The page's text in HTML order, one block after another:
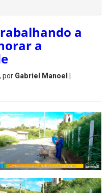
a
a
, por Gabriel Manoel